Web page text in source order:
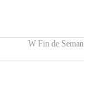
W Fin de Semana